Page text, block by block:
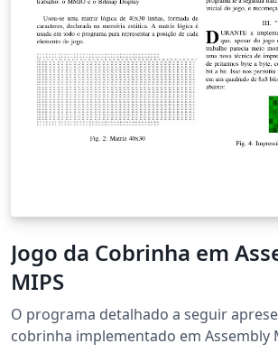
Jogo da Cobrinha em
MIPS
O programa detalhado a seguir
cobrinha implementado em Assembly